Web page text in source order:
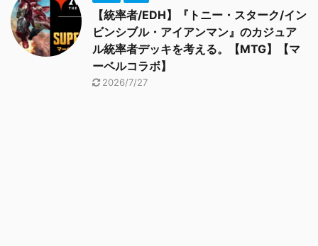
【統率者/EDH】『トニー・スターク/イン
ビンシブル・アイアンマン』のカジュア
ル統率者デッキを考える。【MTG】【マ
ーベルコラボ】
2026/7/27